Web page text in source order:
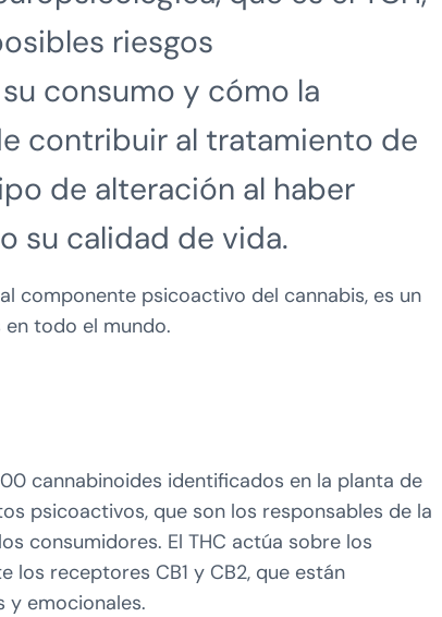
riesgos
consumo y cómo la
contribuir al tratamiento de
de alteración al haber
su calidad de vida.
componente psicoactivo del cannabis, es un
todo el mundo.
cannabinoides identificados en la planta de
psicoactivos, que son los responsables de la
consumidores. El THC actúa sobre los
receptores CB1 y CB2, que están
y emocionales.